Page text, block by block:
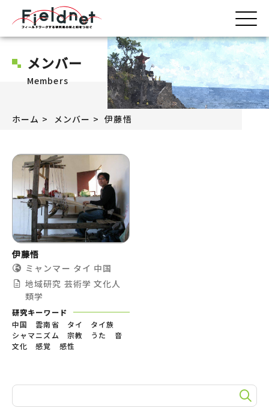
メンバー
Members
ホーム メンバー 伊藤悟
伊藤悟
ミャンマー タイ 中国
地域研究 芸術学 文化人
類学
研究キーワード
中国 雲南省 タイ タイ族
シャマニズム 宗教 うた 音
文化 感覚 感性